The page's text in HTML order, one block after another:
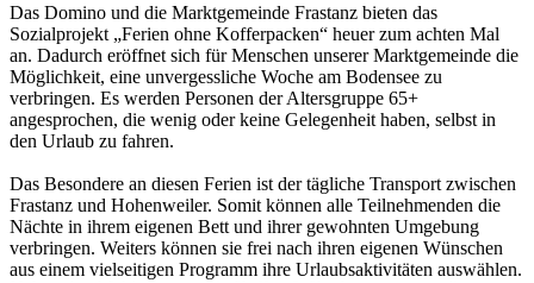
Das Domino und die Marktgemeinde Frastanz bieten das
Sozialprojekt „Ferien ohne Kofferpacken“ heuer zum achten Mal
an. Dadurch eröffnet sich für Menschen unserer Marktgemeinde die
Möglichkeit, eine unvergessliche Woche am Bodensee zu
verbringen. Es werden Personen der Altersgruppe 65+
angesprochen, die wenig oder keine Gelegenheit haben, selbst in
den Urlaub zu fahren.
Das Besondere an diesen Ferien ist der tägliche Transport zwischen
Frastanz und Hohenweiler. Somit können alle Teilnehmenden die
Nächte in ihrem eigenen Bett und ihrer gewohnten Umgebung
verbringen. Weiters können sie frei nach ihren eigenen Wünschen
aus einem vielseitigen Programm ihre Urlaubsaktivitäten auswählen.